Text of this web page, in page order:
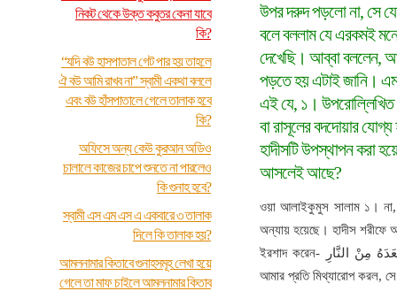
নিকট থেকে উক্ত কবুতর কেনা যাবে
কি?
“যদি বউ হাসপাতাল গেট পার হয় তাহলে
ঐ বউ আমি রাখব না” স্বামী একথা বললে
এবং বউ হাঁসপাতালে গেলে তালাক হবে
কি?
অফিসে অন্য কেউ কুরআন অডিও
চালালে কাজের চাপে শুনতে না পারলেও
কি গুনাহ হবে?
স্বামী এস এম এস এ একবারে ৩ তালাক
দিলে কি তালাক হয়?
আমলনামার কিতাবে গুনাহসমূহ লেখা হয়ে
গেলে তা মাফ চাইলে আমলনামার কিতাব
উপর দরুদ পড়লো না, সে
বলে বললাম যে এরকমই
দেখেছি। আব্বা বললেন,
পড়তে হয় এটাই জানি।
এই যে, ১। উপরোল্লিখিত
বা রাসূলের বদদোয়ার
হাদীসটি উপস্থাপন করা
আসলেই আছে?
ওয়া আলাইকুমুস সালাম ১। না,
অন্যায় হয়েছে। হাদীস শরীফে
ইরশাদ করেন- مَنْ كَذَبَ عَلَيَّ فَلْيَتَبَوَّأْ مَقْعَدَهُ مِنْ النَّارِ অর্থঃ যে ব্যক্তি
আমার প্রতি মিথ্যারোপ করল, সে